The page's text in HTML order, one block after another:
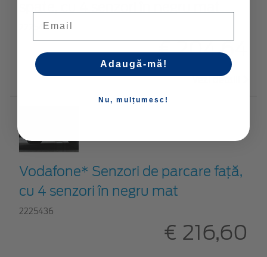
2225438
€ 204,64
Vezi detalii
Vodafone* Senzori de parcare față,
cu 4 senzori în negru mat
2225436
€ 216,60
Adaugă-mă!
Nu, mulțumesc!